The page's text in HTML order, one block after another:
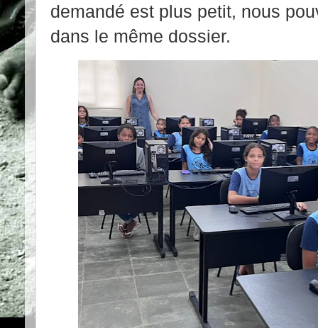
demandé est plus petit, nous
dans le même dossier.